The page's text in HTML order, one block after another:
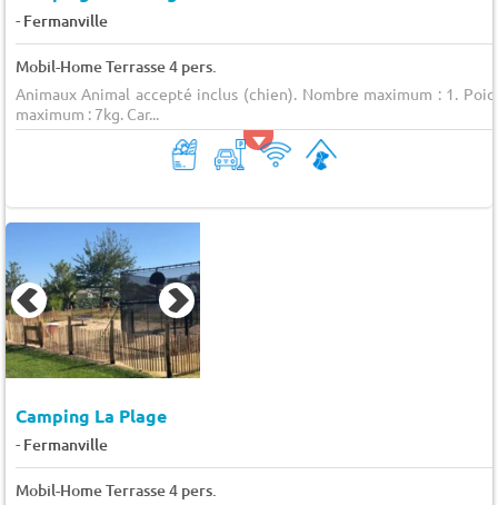
- Fermanville
Mobil-Home Terrasse 4 pers.
Animaux Animal accepté inclus (chien). Nombre maximum : 1.
maximum : 7kg. Car...
Camping La Plage
- Fermanville
Mobil-Home Terrasse 4 pers.